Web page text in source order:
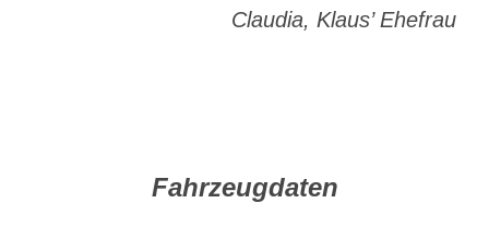
Claudia, Klaus’ Ehefrau
Fahrzeugdaten